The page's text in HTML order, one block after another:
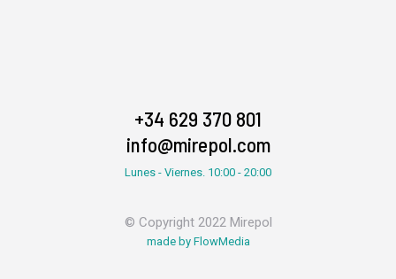
+34 629 370 801
info@mirepol.com
Lunes - Viernes. 10:00 - 20:00
© Copyright 2022 Mirepol
made by FlowMedia